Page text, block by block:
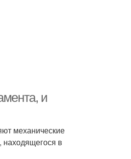
и
механические
находящегося в